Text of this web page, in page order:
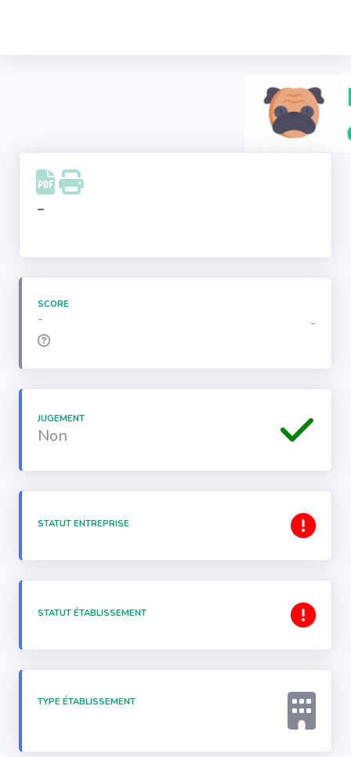
Facebook
Instagram
-
SCORE
- -
JUGEMENT
Non
STATUT ENTREPRISE
STATUT ÉTABLISSEMENT
TYPE ÉTABLISSEMENT